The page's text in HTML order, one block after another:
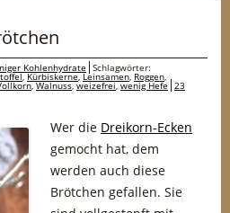
Kohlenhydrate Schlagwörter:
,Kürbiskerne,Leinsamen, Roggen,
,Walnuss,weizefrei,wenig Hefe 23
Wer die Dreikorn-Ecken
gemocht hat, dem
werden auch diese
Brötchen gefallen. Sie